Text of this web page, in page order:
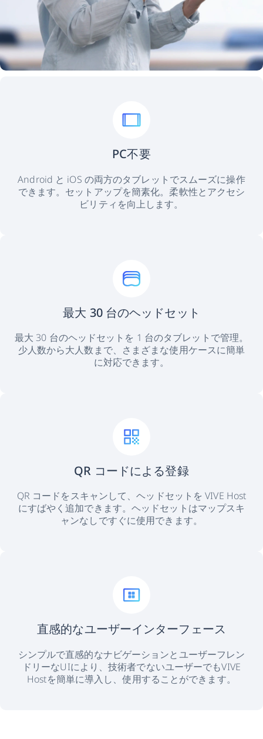
PC不要
Android と iOS の両方のタブレットでスムーズに操作
できます。セットアップを簡素化。柔軟性とアクセシ
ビリティを向上します。
最大 30 台のヘッドセット
最大 30 台のヘッドセットを 1 台のタブレットで管理。
少人数から大人数まで、さまざまな使用ケースに簡単
に対応できます。
QR コードによる登録
QR コードをスキャンして、ヘッドセットを VIVE Host
にすばやく追加できます。ヘッドセットはマップスキ
ャンなしですぐに使用できます。
直感的なユーザーインターフェース
シンプルで直感的なナビゲーションとユーザーフレン
ドリーなUIにより、技術者でないユーザーでもVIVE
Hostを簡単に導入し、使用することができます。